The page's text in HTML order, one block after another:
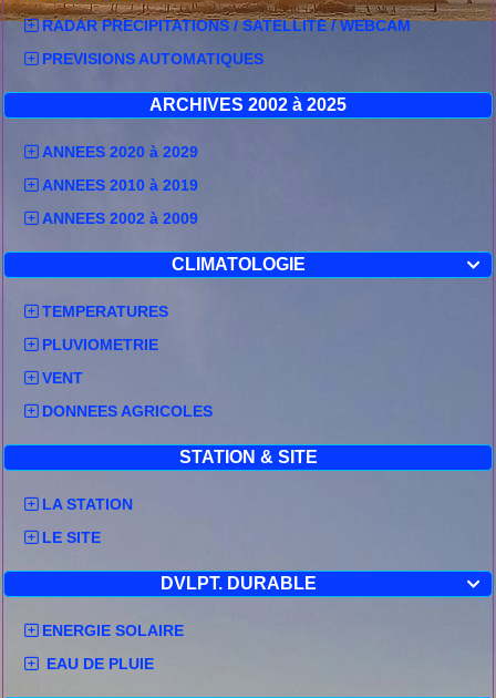
RADAR PRECIPITATIONS / SATELLITE / WEBCAM
PREVISIONS AUTOMATIQUES
ARCHIVES 2002 à 2025
ANNEES 2020 à 2029
ANNEES 2010 à 2019
ANNEES 2002 à 2009

CLIMATOLOGIE
TEMPERATURES
PLUVIOMETRIE
VENT
DONNEES AGRICOLES
STATION & SITE
LA STATION
LE SITE

DVLPT. DURABLE
ENERGIE SOLAIRE
EAU DE PLUIE